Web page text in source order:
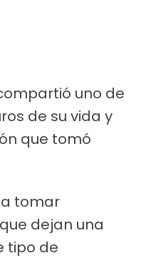
uno de
de su vida y
que tomó
a tomar
dejan una
tipo de